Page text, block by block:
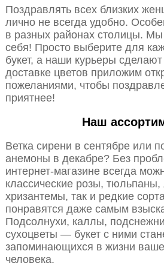
Поздравлять всех близких
лично не всегда удобно.
в разных районах столицы.
себя! Просто выберите для
букет, а наши курьеры
доставке цветов приложим
пожеланиями, чтобы
приятнее!
Наш
Ветка сирени в сентябре или
анемоны в декабре? Без
интернет-магазине всегда
классические розы, тюльпаны,
хризантемы, так и редкие
понравятся даже самым
Подсолнухи, каллы,
сухоцветы — букет с ними
запоминающихся в жизни
человека.